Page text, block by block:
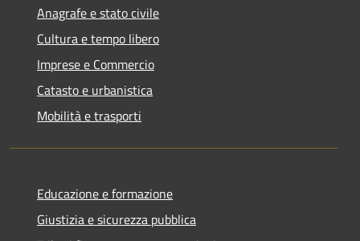
Anagrafe e stato civile
Cultura e tempo libero
Imprese e Commercio
Catasto e urbanistica
Mobilità e trasporti
Educazione e formazione
Giustizia e sicurezza pubblica